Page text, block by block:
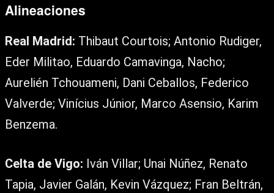
Alineaciones
Real Madrid: Thibaut Courtois; Antonio Rudiger,
Eder Militao, Eduardo Camavinga, Nacho;
Aurelién Tchouameni, Dani Ceballos, Federico
Valverde; Vinícius Júnior, Marco Asensio, Karim
Benzema.
Celta de Vigo: Iván Villar; Unai Núñez, Renato
Tapia, Javier Galán, Kevin Vázquez; Fran Beltrán,